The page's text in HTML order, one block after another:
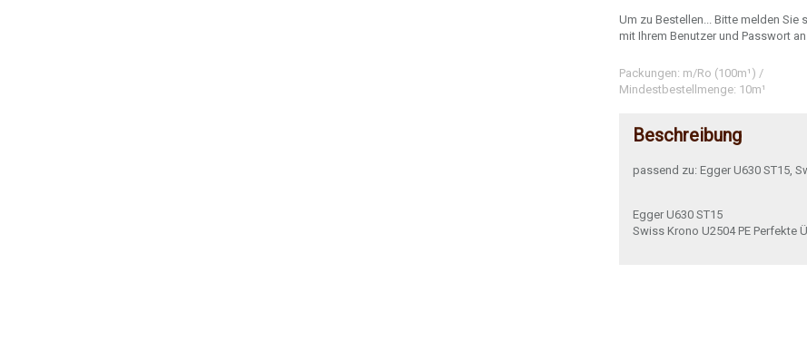
Um zu Bestellen... Bitte melden Sie
mit Ihrem Benutzer und Passwort
Packungen: m/Ro (100m¹) /
Mindestbestellmenge: 10m¹
Beschreibung
passend zu: Egger U630 ST15,
Egger U630 ST15
Swiss Krono U2504 PE Perfekte